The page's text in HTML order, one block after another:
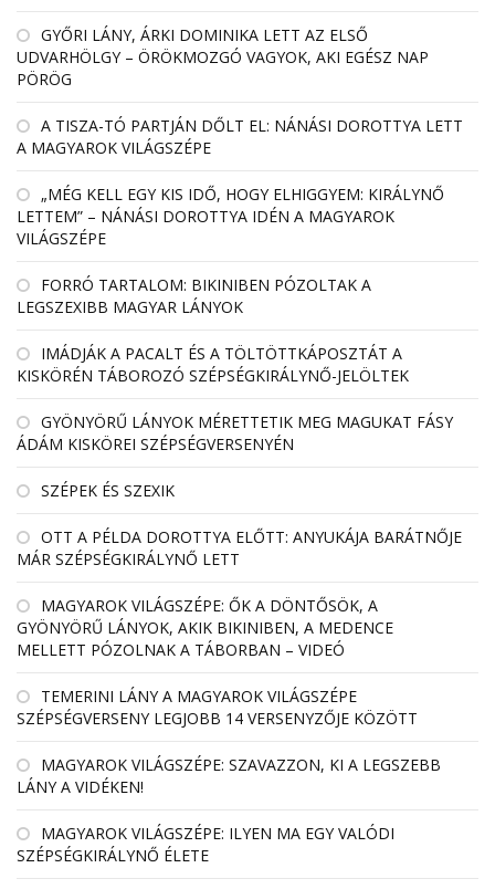
GYŐRI LÁNY, ÁRKI DOMINIKA LETT AZ ELSŐ
UDVARHÖLGY – ÖRÖKMOZGÓ VAGYOK, AKI EGÉSZ NAP
PÖRÖG
A TISZA-TÓ PARTJÁN DŐLT EL: NÁNÁSI DOROTTYA LETT
A MAGYAROK VILÁGSZÉPE
„MÉG KELL EGY KIS IDŐ, HOGY ELHIGGYEM: KIRÁLYNŐ
LETTEM” – NÁNÁSI DOROTTYA IDÉN A MAGYAROK
VILÁGSZÉPE
FORRÓ TARTALOM: BIKINIBEN PÓZOLTAK A
LEGSZEXIBB MAGYAR LÁNYOK
IMÁDJÁK A PACALT ÉS A TÖLTÖTTKÁPOSZTÁT A
KISKÖRÉN TÁBOROZÓ SZÉPSÉGKIRÁLYNŐ-JELÖLTEK
GYÖNYÖRŰ LÁNYOK MÉRETTETIK MEG MAGUKAT FÁSY
ÁDÁM KISKÖREI SZÉPSÉGVERSENYÉN
SZÉPEK ÉS SZEXIK
OTT A PÉLDA DOROTTYA ELŐTT: ANYUKÁJA BARÁTNŐJE
MÁR SZÉPSÉGKIRÁLYNŐ LETT
MAGYAROK VILÁGSZÉPE: ŐK A DÖNTŐSÖK, A
GYÖNYÖRŰ LÁNYOK, AKIK BIKINIBEN, A MEDENCE
MELLETT PÓZOLNAK A TÁBORBAN – VIDEÓ
TEMERINI LÁNY A MAGYAROK VILÁGSZÉPE
SZÉPSÉGVERSENY LEGJOBB 14 VERSENYZŐJE KÖZÖTT
MAGYAROK VILÁGSZÉPE: SZAVAZZON, KI A LEGSZEBB
LÁNY A VIDÉKEN!
MAGYAROK VILÁGSZÉPE: ILYEN MA EGY VALÓDI
SZÉPSÉGKIRÁLYNŐ ÉLETE